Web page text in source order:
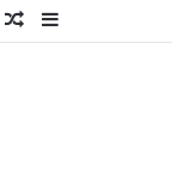
Sidebar
Random